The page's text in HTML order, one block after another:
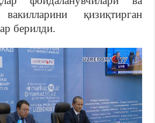
қизиқтирган
берилди.